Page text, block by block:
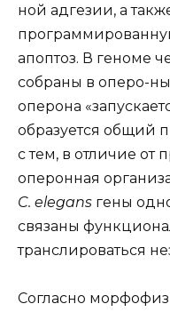
ной адгезии, а
апоптоз. В геноме
собраны в оперо-
оперона
образуется общий
с тем, в отличие от
оперонная
C. elegans гены
связаны
транслироваться
Согласно